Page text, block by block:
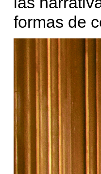
formas de